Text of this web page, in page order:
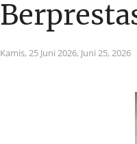
Kamis, 25 Juni 2026, Juni 25, 2026